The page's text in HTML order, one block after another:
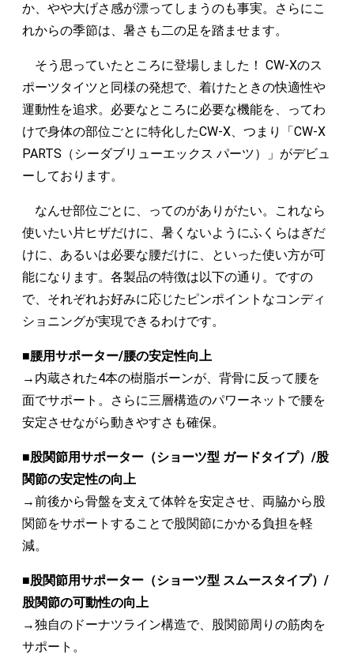
か、やや大げさ感が漂ってしまうのも事実。さらにこ
れからの季節は、暑さも二の足を踏ませます。
そう思っていたところに登場しました！ CW-Xのス
ポーツタイツと同様の発想で、着けたときの快適性や
運動性を追求。必要なところに必要な機能を、ってわ
けで身体の部位ごとに特化したCW-X、つまり「CW-X
PARTS（シーダブリューエックス パーツ）」がデビュ
ーしております。
なんせ部位ごとに、ってのがありがたい。これなら
使いたい片ヒザだけに、暑くないようにふくらはぎだ
けに、あるいは必要な腰だけに、といった使い方が可
能になります。各製品の特徴は以下の通り。ですの
で、それぞれお好みに応じたピンポイントなコンディ
ショニングが実現できるわけです。
■腰用サポーター/腰の安定性向上
→内蔵された4本の樹脂ボーンが、背骨に反って腰を
面でサポート。さらに三層構造のパワーネットで腰を
安定させながら動きやすさも確保。
■股関節用サポーター（ショーツ型 ガードタイプ）/股
関節の安定性の向上
→前後から骨盤を支えて体幹を安定させ、両脇から股
関節をサポートすることで股関節にかかる負担を軽
減。
■股関節用サポーター（ショーツ型 スムースタイプ）/
股関節の可動性の向上
→独自のドーナツライン構造で、股関節周りの筋肉を
サポート。